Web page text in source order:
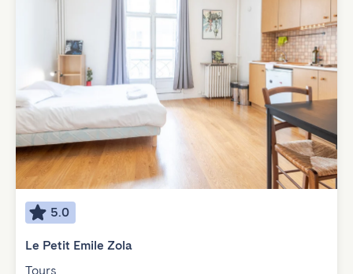
5.0
Le Petit Emile Zola
Tours